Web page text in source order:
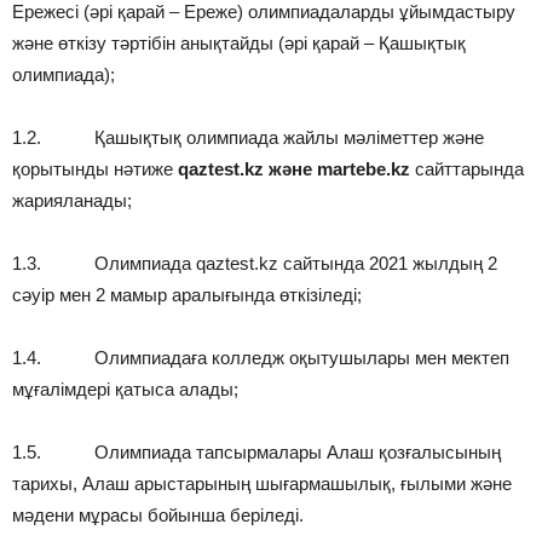
Ережесі (әрі қарай – Ереже) олимпиадаларды ұйымдастыру
және өткізу тәртібін анықтайды (әрі қарай – Қашықтық
олимпиада);
1.2. Қашықтық олимпиада жайлы мәліметтер және
қорытынды нәтиже qaztest.kz және martebe.kz сайттарында
жарияланады;
1.3. Олимпиада qaztest.kz сайтында 2021 жылдың 2
сәуір мен 2 мамыр аралығында өткізіледі;
1.4. Олимпиадаға колледж оқытушылары мен мектеп
мұғалімдері қатыса алады;
1.5. Олимпиада тапсырмалары Алаш қозғалысының
тарихы, Алаш арыстарының шығармашылық, ғылыми және
мәдени мұрасы бойынша беріледі.